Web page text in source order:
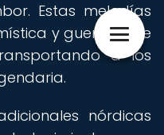
Estas melodías
y guerrera de
a los
nórdicas